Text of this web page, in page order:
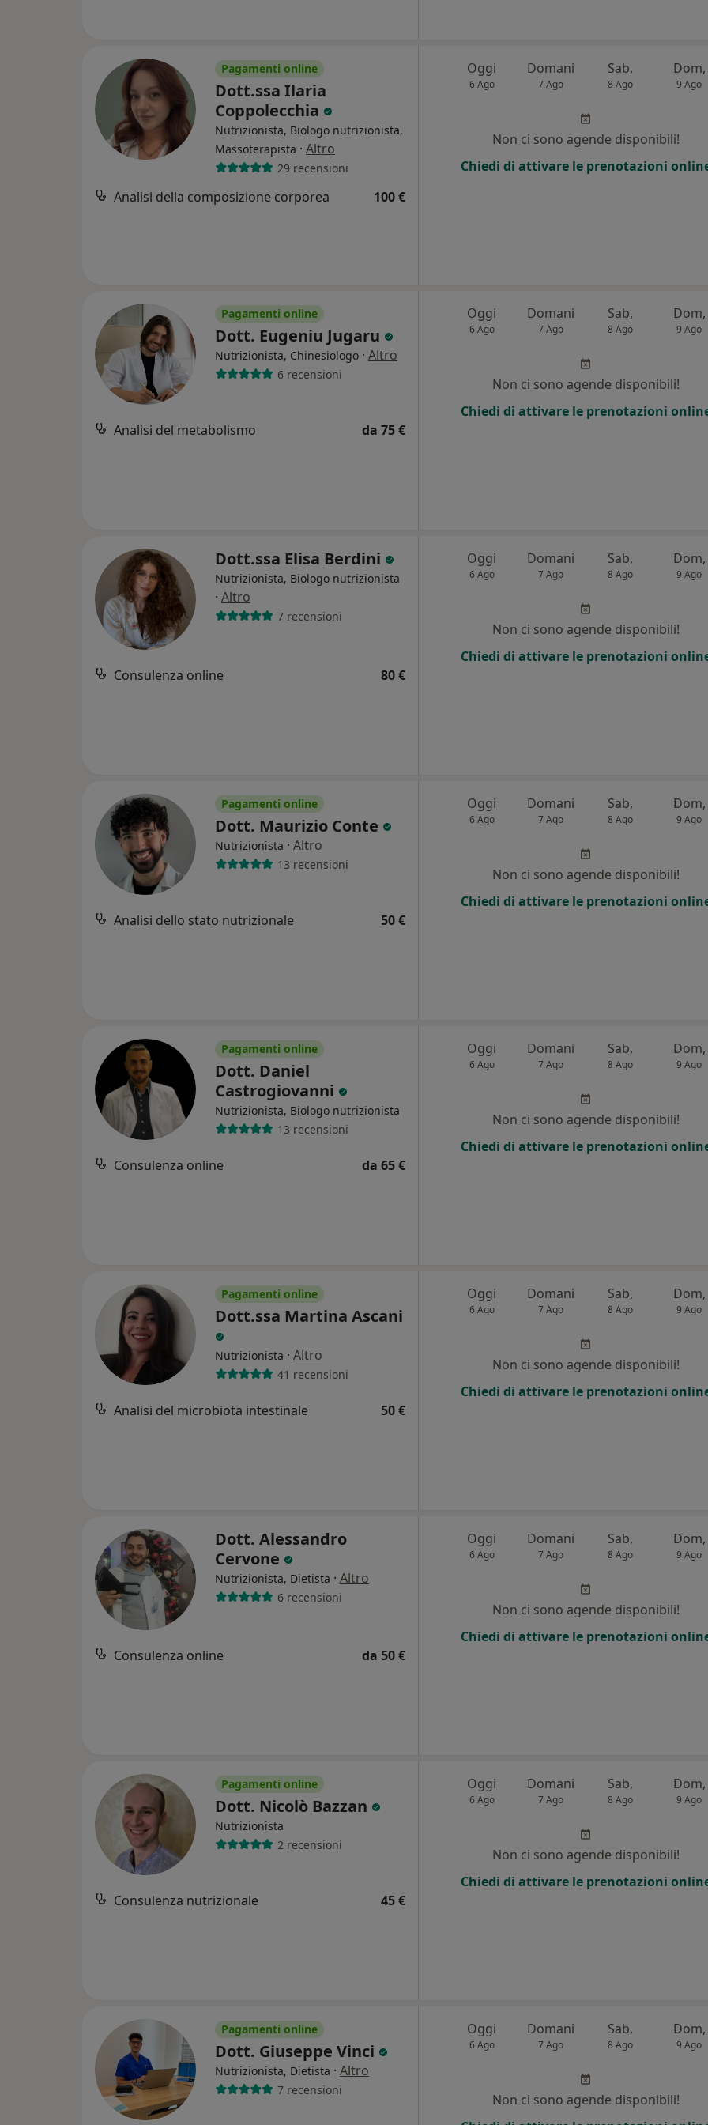
Pagamenti online
Dott.ssa Ilaria
Coppolecchia
Nutrizionista, Biologo nutrizionista,
Massoterapista · Altro
29 recensioni
Analisi della composizione corporea 100 €
Oggi
6 Ago
Domani
7 Ago
Sab,
8 Ago
Dom,
9 Ago
Non ci sono agende disponibili!
Chiedi di attivare le prenotazioni
Pagamenti online
Dott. Eugeniu Jugaru
Nutrizionista, Chinesiologo · Altro
6 recensioni
Analisi del metabolismo da 75 €
Oggi
6 Ago
Domani
7 Ago
Sab,
8 Ago
Dom,
9 Ago
Non ci sono agende disponibili!
Chiedi di attivare le prenotazioni
Dott.ssa Elisa Berdini
Nutrizionista, Biologo nutrizionista
· Altro
7 recensioni
Consulenza online 80 €
Oggi
6 Ago
Domani
7 Ago
Sab,
8 Ago
Dom,
9 Ago
Non ci sono agende disponibili!
Chiedi di attivare le prenotazioni
Pagamenti online
Dott. Maurizio Conte
Nutrizionista · Altro
13 recensioni
Analisi dello stato nutrizionale 50 €
Oggi
6 Ago
Domani
7 Ago
Sab,
8 Ago
Dom,
9 Ago
Non ci sono agende disponibili!
Chiedi di attivare le prenotazioni
Pagamenti online
Dott. Daniel
Castrogiovanni
Nutrizionista, Biologo nutrizionista
13 recensioni
Consulenza online da 65 €
Oggi
6 Ago
Domani
7 Ago
Sab,
8 Ago
Dom,
9 Ago
Non ci sono agende disponibili!
Chiedi di attivare le prenotazioni
Pagamenti online
Dott.ssa Martina Ascani
Nutrizionista · Altro
41 recensioni
Analisi del microbiota intestinale 50 €
Oggi
6 Ago
Domani
7 Ago
Sab,
8 Ago
Dom,
9 Ago
Non ci sono agende disponibili!
Chiedi di attivare le prenotazioni
Dott. Alessandro
Cervone
Nutrizionista, Dietista · Altro
6 recensioni
Consulenza online da 50 €
Oggi
6 Ago
Domani
7 Ago
Sab,
8 Ago
Dom,
9 Ago
Non ci sono agende disponibili!
Chiedi di attivare le prenotazioni
Pagamenti online
Dott. Nicolò Bazzan
Nutrizionista
2 recensioni
Consulenza nutrizionale 45 €
Oggi
6 Ago
Domani
7 Ago
Sab,
8 Ago
Dom,
9 Ago
Non ci sono agende disponibili!
Chiedi di attivare le prenotazioni
Pagamenti online
Dott. Giuseppe Vinci
Nutrizionista, Dietista · Altro
7 recensioni
Oggi
6 Ago
Domani
7 Ago
Sab,
8 Ago
Dom,
9 Ago
Non ci sono agende disponibili!